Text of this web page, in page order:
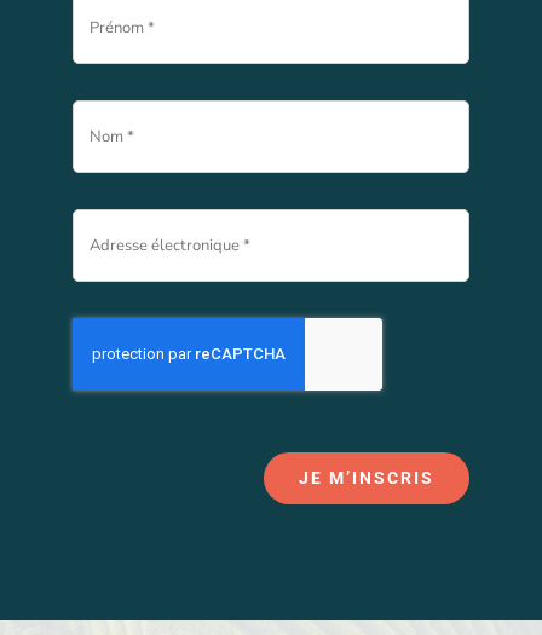
JE M’INSCRIS